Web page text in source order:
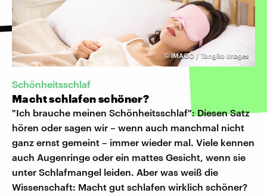
©IMAGO / TongRo Images
Schönheitsschlaf
Macht schlafen schöner?
"Ich brauche meinen Schönheitsschlaf": Diesen Satz
hören oder sagen wir – wenn auch manchmal nicht
ganz ernst gemeint – immer wieder mal. Viele kennen
auch Augenringe oder ein mattes Gesicht, wenn sie
unter Schlafmangel leiden. Aber was weiß die
Wissenschaft: Macht gut schlafen wirklich schöner?